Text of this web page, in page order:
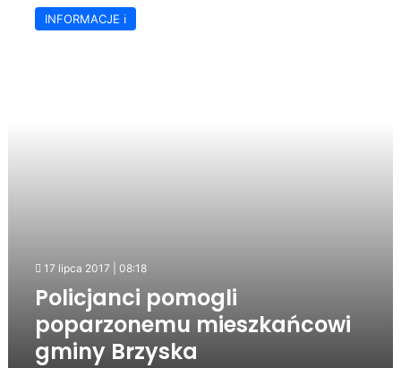
pomogli
poparzonemu
INFORMACJE ℹ️
17 lipca 2017 | 08:18
Policjanci pomogli
poparzonemu mieszkańcowi
gminy Brzyska